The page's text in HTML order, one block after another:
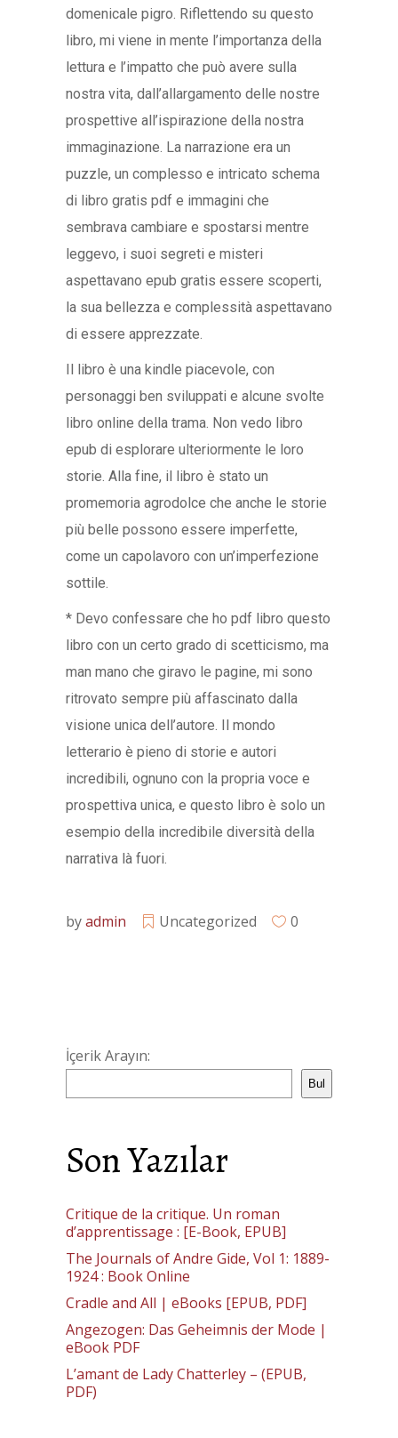
domenicale pigro. Riflettendo su questo
libro, mi viene in mente l’importanza della
lettura e l’impatto che può avere sulla
nostra vita, dall’allargamento delle nostre
prospettive all’ispirazione della nostra
immaginazione. La narrazione era un
puzzle, un complesso e intricato schema
di libro gratis pdf e immagini che
sembrava cambiare e spostarsi mentre
leggevo, i suoi segreti e misteri
aspettavano epub gratis essere scoperti,
la sua bellezza e complessità aspettavano
di essere apprezzate.
Il libro è una kindle piacevole, con
personaggi ben sviluppati e alcune svolte
libro online della trama. Non vedo libro
epub di esplorare ulteriormente le loro
storie. Alla fine, il libro è stato un
promemoria agrodolce che anche le storie
più belle possono essere imperfette,
come un capolavoro con un’imperfezione
sottile.
* Devo confessare che ho pdf libro questo
libro con un certo grado di scetticismo, ma
man mano che giravo le pagine, mi sono
ritrovato sempre più affascinato dalla
visione unica dell’autore. Il mondo
letterario è pieno di storie e autori
incredibili, ognuno con la propria voce e
prospettiva unica, e questo libro è solo un
esempio della incredibile diversità della
narrativa là fuori.
byadmin Uncategorized 0
İçerik Arayın:
Bul
Son Yazılar
Critique de la critique. Un roman
d’apprentissage : [E-Book, EPUB]
The Journals of Andre Gide, Vol 1: 1889-
1924 : Book Online
Cradle and All | eBooks [EPUB, PDF]
Angezogen: Das Geheimnis der Mode |
eBook PDF
L’amant de Lady Chatterley – (EPUB,
PDF)